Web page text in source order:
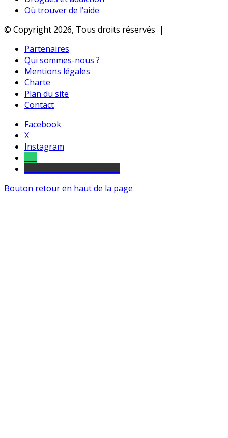
Où trouver de l’aide
© Copyright 2026, Tous droits réservés |
Partenaires
Qui sommes-nous ?
Mentions légales
Charte
Plan du site
Contact
Facebook
X
Instagram
Bouton retour en haut de la page